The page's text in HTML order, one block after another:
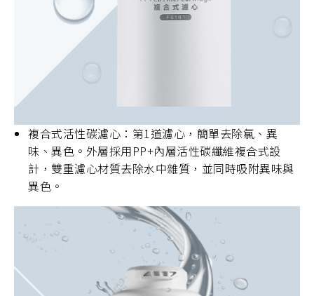
複合式活性碳濾心：第1道濾心，簡單去除氯、異
味、異色。外層採用PP+內層活性碳纖維複合式設
計，雙重濾心材質去除水中雜質，並同時吸附異味與
異色。